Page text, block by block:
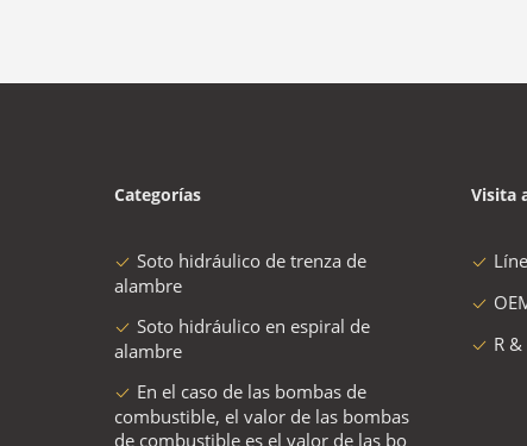
Categorías
Soto hidráulico de trenza de
alambre
Soto hidráulico en espiral de
alambre
En el caso de las bombas de
combustible, el valor de las bombas
de combustible es el valor de las bo
Visita
R &